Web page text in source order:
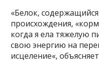
«Белок,
происхождения,
когда я ела тяжелую
свою энергию на
исцеление«,